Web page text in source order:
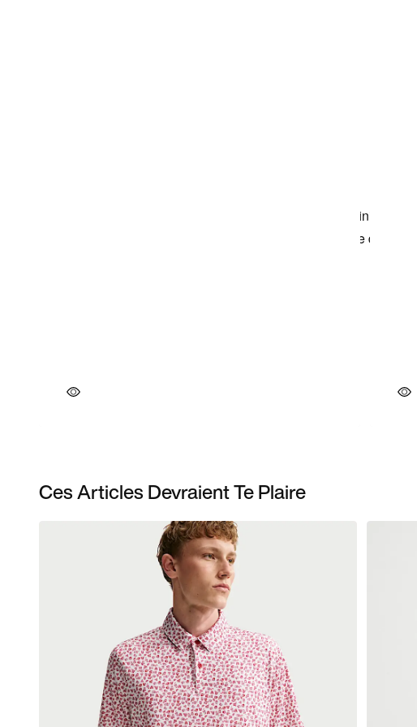
Ces Articles Devraient Te Plaire